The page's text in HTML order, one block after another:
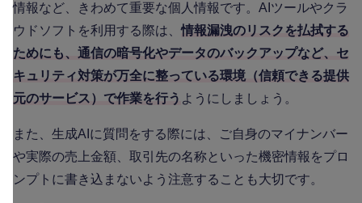
情報など、きわめて重要な個人情報です。AIツールやクラ
ウドソフトを利用する際は、情報漏洩のリスクを払拭する
ためにも、通信の暗号化やデータのバックアップなど、セ
キュリティ対策が万全に整っている環境（信頼できる提供
元のサービス）で作業を行う ようにしましょう。
また、生成AIに質問をする際には、ご自身のマイナンバー
や実際の売上金額、取引先の名称といった機密情報をプロ
ンプトに書き込まないよう注意することも大切です。